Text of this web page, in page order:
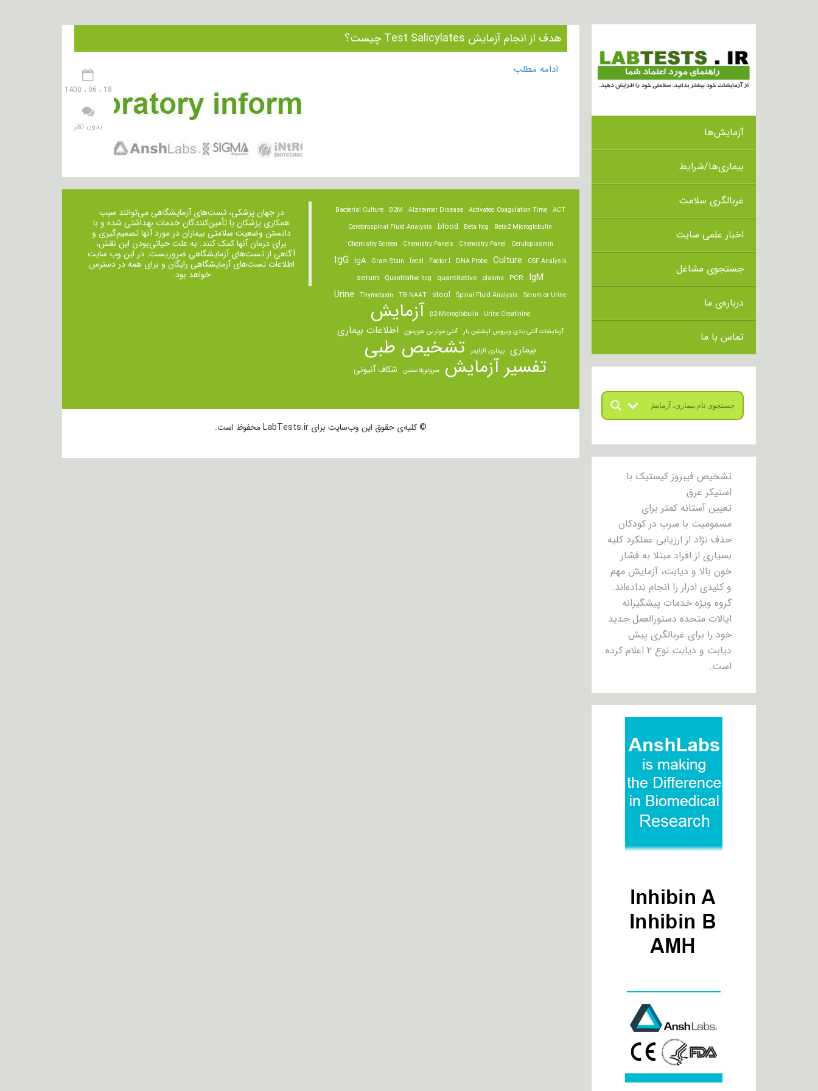
آزمایش‌ها
بیماری‌ها/شرایط
غربالگری سلامت
اخبار علمی سایت
جستجوی مشاغل
درباره‌ی ما
تماس با ما
تشخیص فیبروز کیستیک با
استیکر عرق
تعیین آستانه کمتر برای
مسمومیت با سرب در کودکان
حذف نژاد از ارزیابی عملکرد کلیه
بسیاری از افراد مبتلا به فشار
خون بالا و دیابت، آزمایش مهم
و کلیدی ادرار را انجام نداده‌اند.
گروه ویژه خدمات پیشگیرانه
ایالات متحده دستورالعمل جدید
خود را برای غربالگری پیش
دیابت و دیابت نوع ۲ اعلام کرده
است.
هدف از انجام آزمایش Test Salicylates چیست؟
18 ، 06 ، 1400
بدون نظر
ادامه مطلب
ACT
Activated Coagulation Time
Alzheimer Disease
B2M
Bacterial Culture
Beta2 Microglobulin
Beta hcg
blood
Cerebrospinal Fluid Analysis
Ceruloplasmin
Chemistry Panel
Chemistry Panels
Chemistry Screen
CSF Analysis
Culture
DNA Probe
Factor I
fecal
Gram Stain
IgA
IgG
IgM
PCR
plasma
quantitative
Quantitative hcg
serum
Serum or Urine
Spinal Fluid Analysis
stool
TB NAAT
Thymotaxin
Urine
Urine Creatinine
β2-Microglobulin آزمایش
آزمایشات آنتی بادی ویروس اپشتین بار آنتی مولرین هورمون اطلاعات بیماری
بیماری بیماری آلزایمر تشخیص طبی
تفسیر آزمایش سرولوپلاسمین شکاف آنیونی
در جهان پزشکی، تست‌های آزمایشگاهی می‌توانند سبب
همکاری پزشکان یا تأمین‌کنندگان خدمات بهداشتی شده و با
دانستن وضعیت سلامتی بیماران در مورد آنها تصمیم‌گیری و
برای درمان ‌آنها کمک کنند. به علت حیاتی‌بودن این نقش،
آگاهی از تست‌های آزمایشگاهی ضروریست. در این وب سایت
اطلاعات تست‌های آزمایشگاهی رایگان و برای همه در دسترس
خواهد بود.
© کلیه‌ی حقوق این وب‌سایت برای LabTests.ir محفوظ است.